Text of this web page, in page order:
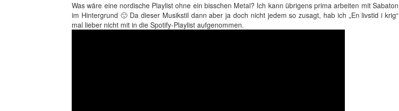
Was wäre eine nordische Playlist ohne ein bisschen Metal? Ich kann übrigens prima arbeiten mit Sabaton
im Hintergrund 🙂 Da dieser Musikstil dann aber ja doch nicht jedem so zusagt, hab ich „En livstid i krig“
mal lieber nicht mit in die Spotify-Playlist aufgenommen.